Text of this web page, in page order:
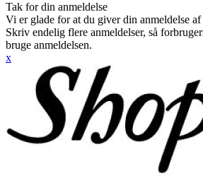
Tak for din anmeldelse
Vi er glade for at du giver din anmeldelse
Skriv endelig flere anmeldelser, så
bruge anmeldelsen.
x